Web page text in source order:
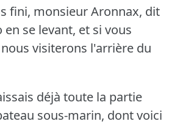
fini, monsieur Aronnax, dit
se levant, et si vous
visiterons l'arrière du
déjà toute la partie
sous-marin, dont voici